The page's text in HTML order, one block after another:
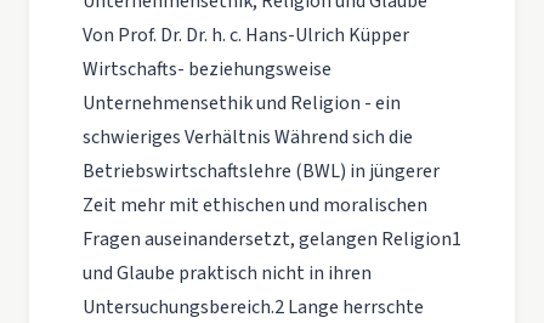
Von Prof. Dr. Dr. h. c. Hans-Ulrich Küpper
Wirtschafts- beziehungsweise
Unternehmensethik und Religion - ein
schwieriges Verhältnis Während sich die
Betriebswirtschaftslehre (BWL) in jüngerer
Zeit mehr mit ethischen und moralischen
Fragen auseinandersetzt, gelangen Religion1
und Glaube praktisch nicht in ihren
Untersuchungsbereich.2 Lange herrschte